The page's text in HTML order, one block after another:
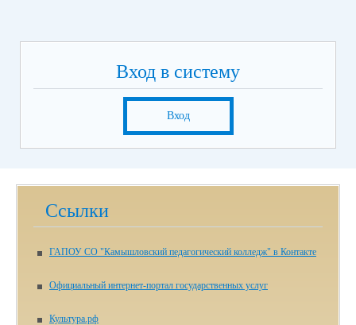
Вход в систему
Вход
Ссылки
ГАПОУ СО "Камышловский педагогический колледж" в Контакте
Официальный интернет-портал государственных услуг
Культура.рф